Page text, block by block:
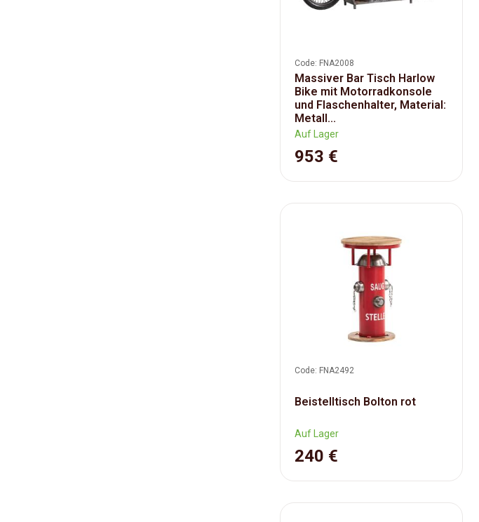
Code: FNA2008
Massiver Bar Tisch Harlow
Bike mit Motorradkonsole
und Flaschenhalter, Material:
Metall...
Auf Lager
953 €
Code: FNA2492
Beistelltisch Bolton rot
Auf Lager
240 €